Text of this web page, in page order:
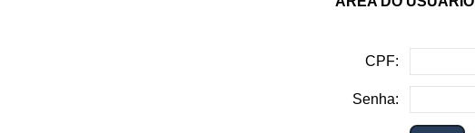
CPF:
Senha: